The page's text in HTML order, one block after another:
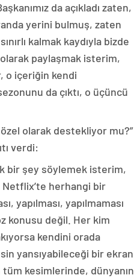
da açıkladı zaten,
yerini bulmuş, zaten
kalmak kaydıyla bizde
olarak paylaşmak isterim,
o içeriğin kendi
da çıktı, o üçüncü
olarak destekliyor mu?”
verdi:
bir şey söylemek isterim,
Netflix’te herhangi bir
yapılması, yapılmaması
konusu değil. Her kim
kendini orada
yansıyabileceği bir ekran
kesimlerinde, dünyanın